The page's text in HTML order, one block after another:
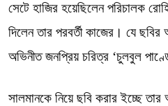
সেটে হাজির হয়েছিলেন পরিচালক
দিলেন তার পরবর্তী কাজের। যে
অভিনীত জনপ্রিয় চরিত্র ‘চুলবুল
সালমানকে নিয়ে ছবি করার ইচ্ছে